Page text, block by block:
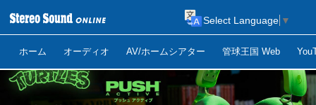
ホーム オーディオ AV/ホームシアター 管球王国 Web
Select Language ▼